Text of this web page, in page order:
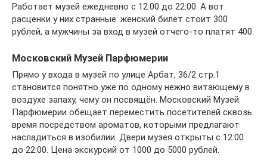
Работает музей ежедневно с 12:00 до 22:00. А вот
расценки у них странные: женский билет стоит 300
рублей, а мужчины за вход в музей отчего-то платят 400.
Московский Музей Парфюмерии
Прямо у входа в музей по улице Арбат, 36/2 стр.1
становится понятно уже по одному нежно витающему в
воздухе запаху, чему он посвящён. Московский Музей
Парфюмерии обещает переместить посетителей сквозь
время посредством ароматов, которыми предлагают
насладиться в изобилии. Двери музея открыты с 12:00
до 22:00. Цена экскурсий от 1000 до 5000 рублей.